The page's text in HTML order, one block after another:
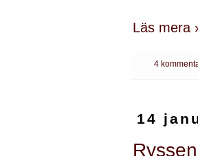
Läs mera
4
14